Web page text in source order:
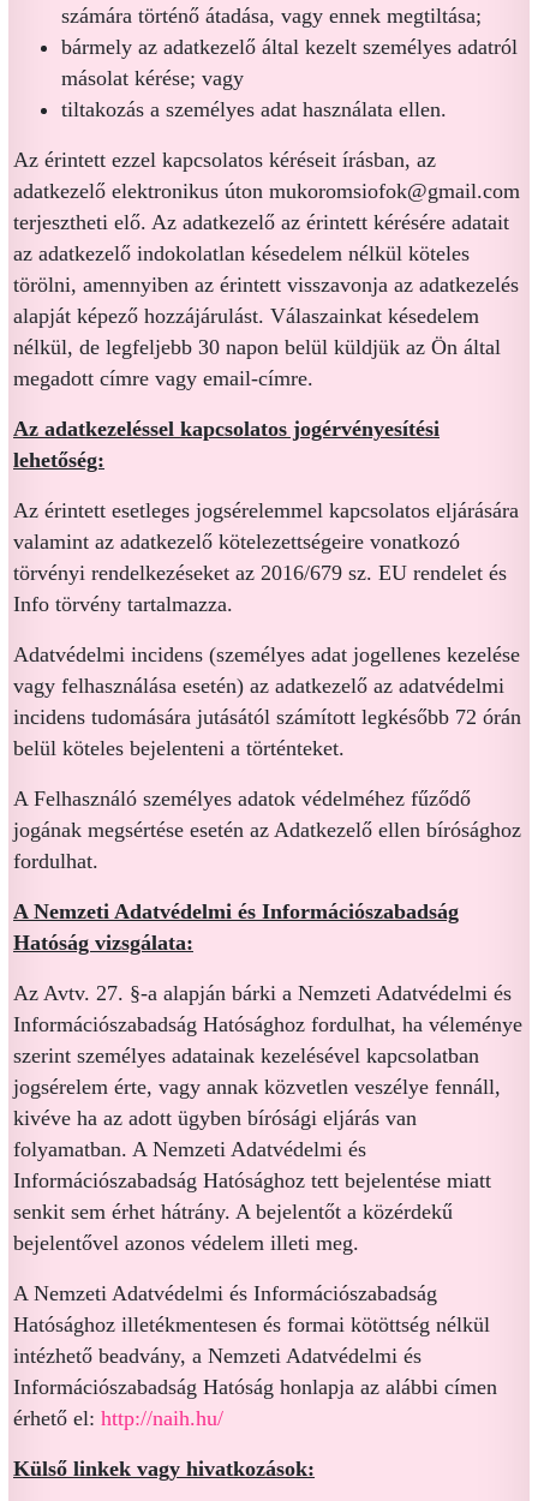
számára történő átadása, vagy ennek megtiltása;
bármely az adatkezelő által kezelt személyes adatról
másolat kérése; vagy
tiltakozás a személyes adat használata ellen.
Az érintett ezzel kapcsolatos kéréseit írásban, az
adatkezelő elektronikus úton mukoromsiofok@gmail.com
terjesztheti elő. Az adatkezelő az érintett kérésére adatait
az adatkezelő indokolatlan késedelem nélkül köteles
törölni, amennyiben az érintett visszavonja az adatkezelés
alapját képező hozzájárulást. Válaszainkat késedelem
nélkül, de legfeljebb 30 napon belül küldjük az Ön által
megadott címre vagy email-címre.
Az adatkezeléssel kapcsolatos jogérvényesítési
lehetőség:
Az érintett esetleges jogsérelemmel kapcsolatos eljárására
valamint az adatkezelő kötelezettségeire vonatkozó
törvényi rendelkezéseket az 2016/679 sz. EU rendelet és
Info törvény tartalmazza.
Adatvédelmi incidens (személyes adat jogellenes kezelése
vagy felhasználása esetén) az adatkezelő az adatvédelmi
incidens tudomására jutásától számított legkésőbb 72 órán
belül köteles bejelenteni a történteket.
A Felhasználó személyes adatok védelméhez fűződő
jogának megsértése esetén az Adatkezelő ellen bírósághoz
fordulhat.
A Nemzeti Adatvédelmi és Információszabadság
Hatóság vizsgálata:
Az Avtv. 27. §-a alapján bárki a Nemzeti Adatvédelmi és
Információszabadság Hatósághoz fordulhat, ha véleménye
szerint személyes adatainak kezelésével kapcsolatban
jogsérelem érte, vagy annak közvetlen veszélye fennáll,
kivéve ha az adott ügyben bírósági eljárás van
folyamatban. A Nemzeti Adatvédelmi és
Információszabadság Hatósághoz tett bejelentése miatt
senkit sem érhet hátrány. A bejelentőt a közérdekű
bejelentővel azonos védelem illeti meg.
A Nemzeti Adatvédelmi és Információszabadság
Hatósághoz illetékmentesen és formai kötöttség nélkül
intézhető beadvány, a Nemzeti Adatvédelmi és
Információszabadság Hatóság honlapja az alábbi címen
érhető el: http://naih.hu/
Külső linkek vagy hivatkozások: